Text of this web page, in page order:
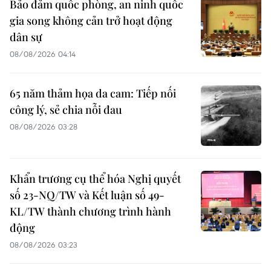
Bảo đảm quốc phòng, an ninh quốc
gia song không cản trở hoạt động
dân sự
08/08/2026 04:14
65 năm thảm họa da cam: Tiếp nối
công lý, sẻ chia nỗi đau
08/08/2026 03:28
Khẩn trương cụ thể hóa Nghị quyết
số 23-NQ/TW và Kết luận số 49-
KL/TW thành chương trình hành
động
08/08/2026 03:23